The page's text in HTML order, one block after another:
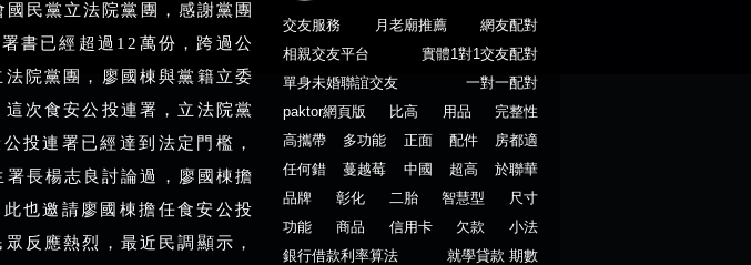
民黨立法院黨團，感謝黨團
書已經超過12萬份，跨過公
院黨團，廖國棟與黨籍立委
次食安公投連署，立法院黨
投連署已經達到法定門檻，
長楊志良討論過，廖國棟擔
也邀請廖國棟擔任食安公投
反應熱烈，最近民調顯示，
交友服務 月老廟推薦
網友配對
相親交友平台
實體1對1交友配對
單身未婚聯誼交友
一對一配對
paktor網頁版
比高 用品
完整性
高攜帶
多功能 正面 配件
房都適
任何錯
蔓越莓 中國 超高
於聯華
品牌
彰化 二胎 智慧型
尺寸
功能
商品 信用卡 欠款
小法
銀行借款利率算法
就學貸款 期數